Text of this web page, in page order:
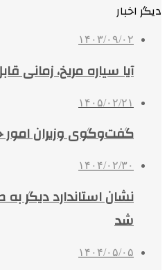
دیگر اخبار
۱۴۰۳/۰۹/۰۲
آیا سیاره مریخ،
۱۴۰۵/۰۲/۲۱
گفت‌وگوی وزیران امور
۱۴۰۴/۰۲/۳۰
نشان استاندارد دیگر
شد
۱۴۰۴/۰۵/۰۵